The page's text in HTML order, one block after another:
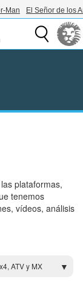
Man El Señor de los
plataformas,
tenemos
vídeos, análisis
ATV y MX